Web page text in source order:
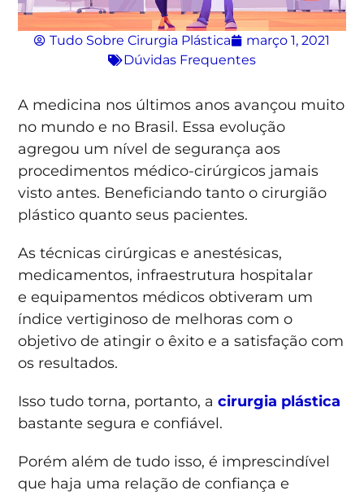
Tudo Sobre Cirurgia Plástica
março 1, 2021
Dúvidas Frequentes
A medicina nos últimos anos avançou muito
no mundo e no Brasil. Essa evolução
agregou um nível de segurança aos
procedimentos médico-cirúrgicos jamais
visto antes. Beneficiando tanto o cirurgião
plástico quanto seus pacientes.
As técnicas cirúrgicas e anestésicas,
medicamentos, infraestrutura hospitalar
e equipamentos médicos obtiveram um
índice vertiginoso de melhoras com o
objetivo de atingir o êxito e a satisfação com
os resultados.
Isso tudo torna, portanto, acirurgia plástica
bastante segura e confiável.
Porém além de tudo isso, é imprescindível
que haja uma relação de confiança e